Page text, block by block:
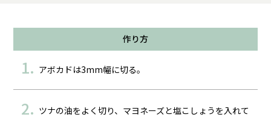
作り方
アボカドは3mm幅に切る。
ツナの油をよく切り、マヨネーズと塩こしょうを入れて